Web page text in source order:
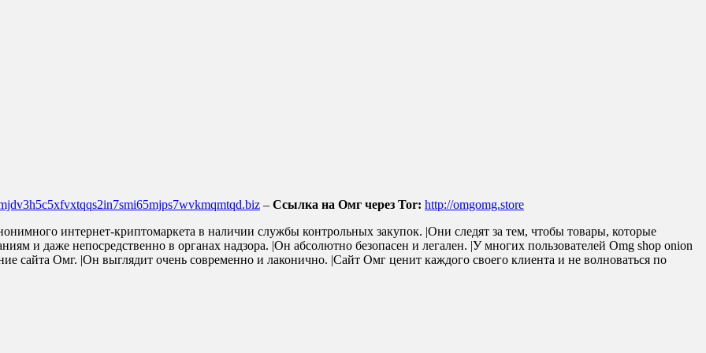
– Ссылка на Омг через Tor: http://omgomg.store
интернет-криптомаркета в наличии службы контрольных закупок. |Они следят за тем, чтобы товары, которые
и даже непосредственно в органах надзора. |Он абсолютно безопасен и легален. |У многих пользователей Omg shop onion
сайта Омг. |Он выглядит очень современно и лаконично. |Сайт Омг ценит каждого своего клиента и не волноваться по